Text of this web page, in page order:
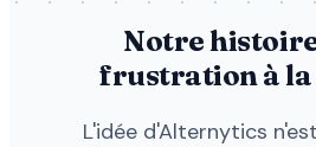
Notre
frustration à
L'idée d'Alternytics